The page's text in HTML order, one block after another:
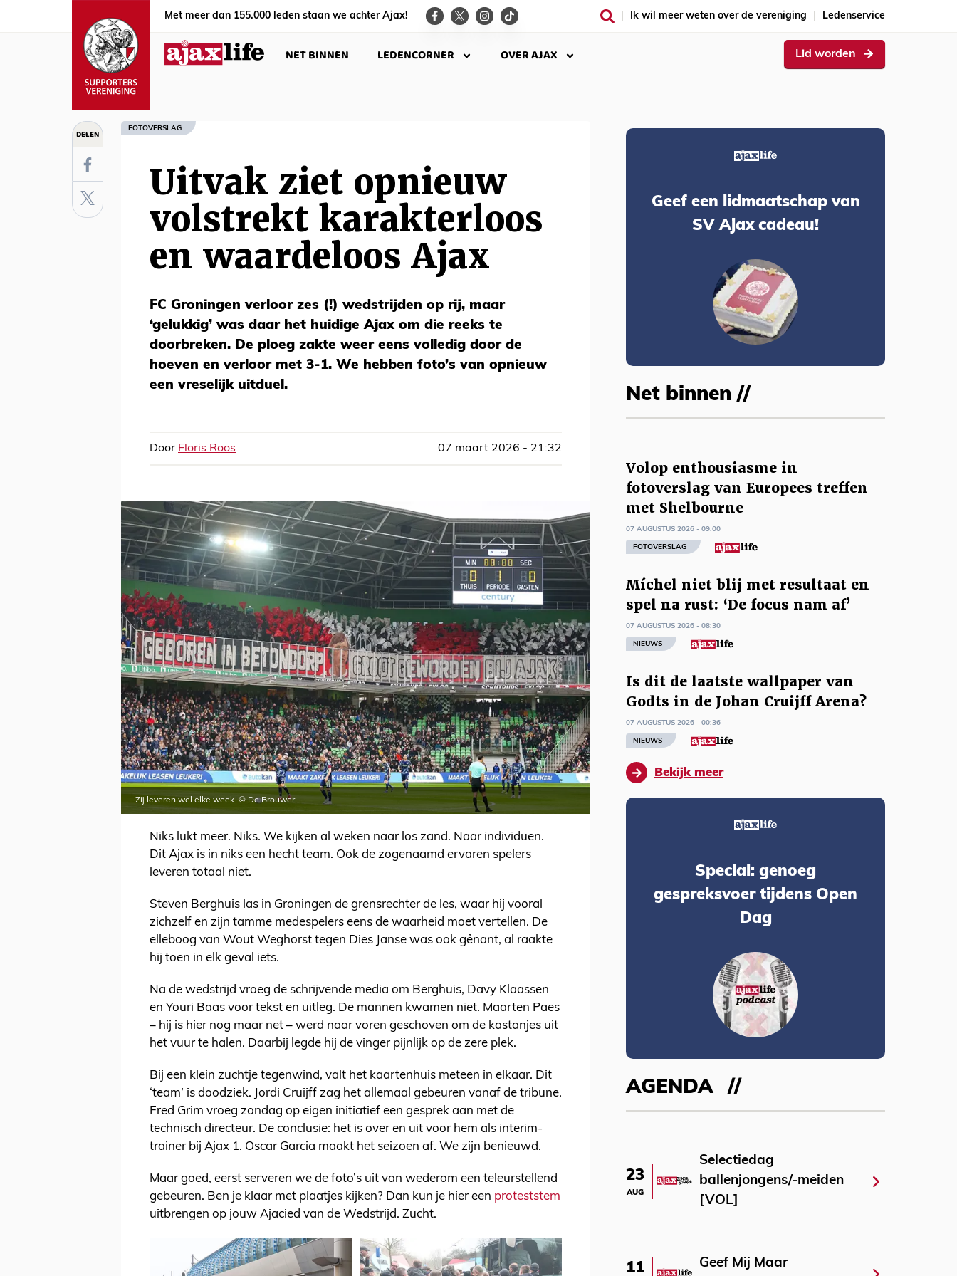
Met meer dan 155.000 leden staan we achter Ajax! Ik wil meer weten over de vereniging Ledenservice
NET BINNEN LEDENCORNER OVER AJAX Lid worden
DELEN FOTOVERSLAG
Uitvak ziet opnieuw
volstrekt karakterloos
en waardeloos Ajax
FC Groningen verloor zes (!) wedstrijden op rij, maar
‘gelukkig’ was daar het huidige Ajax om die reeks te
doorbreken. De ploeg zakte weer eens volledig door de
hoeven en verloor met 3-1. We hebben foto’s van opnieuw
een vreselijk uitduel.
Door Floris Roos 07 maart 2026 - 21:32
Zij leveren wel elke week. © De Brouwer
Niks lukt meer. Niks. We kijken al weken naar los zand. Naar individuen.
Dit Ajax is in niks een hecht team. Ook de zogenaamd ervaren spelers
leveren totaal niet.
Steven Berghuis las in Groningen de grensrechter de les, waar hij vooral
zichzelf en zijn tamme medespelers eens de waarheid moet vertellen. De
elleboog van Wout Weghorst tegen Dies Janse was ook gênant, al raakte
hij toen in elk geval iets.
Na de wedstrijd vroeg de schrijvende media om Berghuis, Davy Klaassen
en Youri Baas voor tekst en uitleg. De mannen kwamen niet. Maarten Paes
– hij is hier nog maar net – werd naar voren geschoven om de kastanjes uit
het vuur te halen. Daarbij legde hij de vinger pijnlijk op de zere plek.
Bij een klein zuchtje tegenwind, valt het kaartenhuis meteen in elkaar. Dit
‘team’ is doodziek. Jordi Cruijff zag het allemaal gebeuren vanaf de tribune.
Fred Grim vroeg zondag op eigen initiatief een gesprek aan met de
technisch directeur. De conclusie: het is over en uit voor hem als interim-
trainer bij Ajax 1. Oscar Garcia maakt het seizoen af. We zijn benieuwd.
Maar goed, eerst serveren we de foto’s uit van wederom een teleurstellend
gebeuren. Ben je klaar met plaatjes kijken? Dan kun je hier een proteststem
uitbrengen op jouw Ajacied van de Wedstrijd. Zucht.
Geef een lidmaatschap van
SV Ajax cadeau!
Net binnen //
Volop enthousiasme in
fotoverslag van Europees treffen
met Shelbourne
07 AUGUSTUS 2026 - 09:00
FOTOVERSLAG
Míchel niet blij met resultaat en
spel na rust: ‘De focus nam af’
07 AUGUSTUS 2026 - 08:30
NIEUWS
Is dit de laatste wallpaper van
Godts in de Johan Cruijff Arena?
07 AUGUSTUS 2026 - 00:36
NIEUWS
Bekijk meer
Special: genoeg
gespreksvoer tijdens Open
Dag
AGENDA
23
AUG
Selectiedag
ballenjongens/-meiden
[VOL]
11 Geef Mij Maar